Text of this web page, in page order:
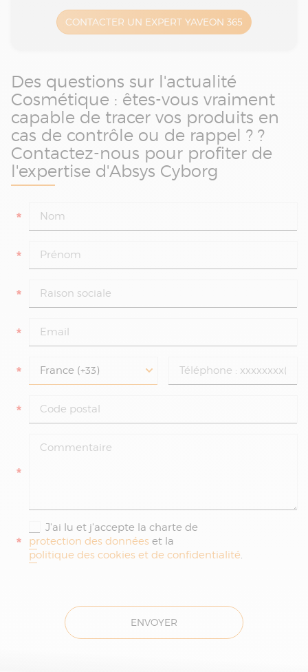
CONTACTER UN EXPERT YAVEON 365
Des questions sur l'actualité
Cosmétique : êtes-vous vraiment
capable de tracer vos produits en
cas de contrôle ou de rappel ? ?
Contactez-nous pour profiter de
l'expertise d'Absys Cyborg
*
*
*
*
*
*
*
*
J'ai lu et j'accepte la charte de
protection des données et la
politique des cookies et de confidentialité.
ENVOYER